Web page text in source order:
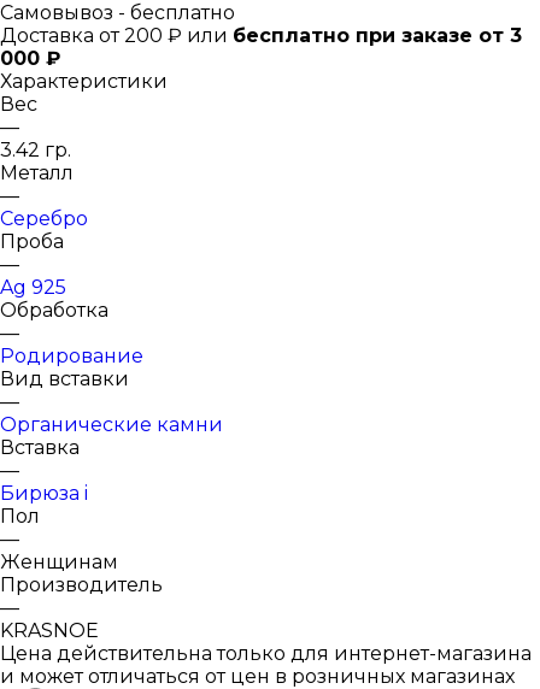
Самовывоз - бесплатно
Доставка от 200 ₽ или бесплатно при заказе от 3
000 ₽
Характеристики
Вес
—
3.42 гр.
Металл
—
Серебро
Проба
—
Ag 925
Обработка
—
Родирование
Вид вставки
—
Органические камни
Вставка
—
Бирюза i
Пол
—
Женщинам
Производитель
—
KRASNOE
Цена действительна только для интернет-магазина
и может отличаться от цен в розничных магазинах